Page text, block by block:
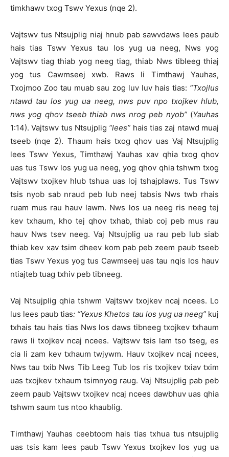
timkhawv txog Tswv Yexus (nqe 2).
Vajtswv tus Ntsujplig niaj hnub pab sawvdaws lees paub
hais tias Tswv Yexus tau los yug ua neeg, Nws yog
Vajtswv tiag thiab yog neeg tiag, thiab Nws tibleeg thiaj
yog tus Cawmseej xwb. Raws li Timthawj Yauhas,
Txojmoo Zoo tau muab sau zog luv luv hais tias: “Txojlus
ntawd tau los yug ua neeg, nws puv npo txojkev hlub,
nws yog qhov tseeb thiab nws nrog peb nyob”(Yauhas
1:14). Vajtswv tus Ntsujplig “lees” hais tias zaj ntawd muaj
tseeb (nqe 2). Thaum hais txog qhov uas Vaj Ntsujplig
lees Tswv Yexus, Timthawj Yauhas xav qhia txog qhov
uas tus Tswv los yug ua neeg, yog qhov qhia tshwm txog
Vajtswv txojkev hlub tshua uas loj tshajplaws. Tus Tswv
tsis nyob sab nraud peb lub neej tabsis Nws twb rhais
ruam mus rau hauv lawm. Nws los ua neeg ris neeg tej
kev txhaum, kho tej qhov txhab, thiab coj peb mus rau
hauv Nws tsev neeg. Vaj Ntsujplig ua rau peb lub siab
thiab kev xav tsim dheev kom pab peb zeem paub tseeb
tias Tswv Yexus yog tus Cawmseej uas tau nqis los hauv
ntiajteb tuag txhiv peb tibneeg.
Vaj Ntsujplig qhia tshwm Vajtswv txojkev ncaj ncees. Lo
lus lees paub tias: “Yexus Khetos tau los yug ua neeg”kuj
txhais tau hais tias Nws los daws tibneeg txojkev txhaum
raws li txojkev ncaj ncees. Vajtswv tsis lam tso tseg, es
cia li zam kev txhaum twjywm. Hauv txojkev ncaj ncees,
Nws tau txib Nws Tib Leeg Tub los ris txojkev txiav txim
uas txojkev txhaum tsimnyog raug. Vaj Ntsujplig pab peb
zeem paub Vajtswv txojkev ncaj ncees dawbhuv uas qhia
tshwm saum tus ntoo khaublig.
Timthawj Yauhas ceebtoom hais tias txhua tus ntsujplig
uas tsis kam lees paub Tswv Yexus txojkev los yug ua